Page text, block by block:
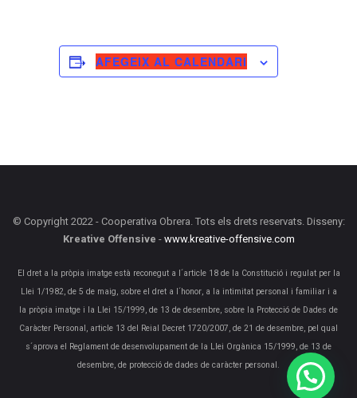
AFEGEIX AL CALENDARI
© Copyright 2022 - Cooperativa Obrera. Tots els drets reservats. Disseny:
Kreative Offensive -www.kreative-offensive.com
El dret a la pròpia imatge està reconegut a l´article 18 de la Constitució i regulat per la
Llei 1/1982, de 5 de maig, sobre el dret a l´honor, a la intimitat personal i familiar i a
la pròpia imatge i la Llei 15/1999, de 13 de desembre, sobre la Protecció de Dades de
Caràcter Personal, article 13 del Reial Decret 1720/2007, de 21 de desembre, pel qual
s´aprova el Reglament de desenvolupament de la Llei Orgànica 15/1999, de 13 de
desembre, de protecció de dades de caràcter personal.